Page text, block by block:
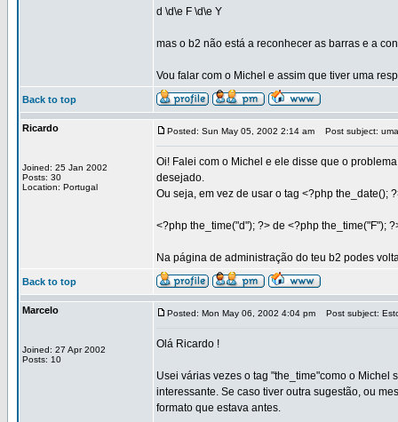
d \d\e F \d\e Y
mas o b2 não está a reconhecer as barras e a
Vou falar com o Michel e assim que tiver uma
Back to top
Ricardo
Joined: 25 Jan 2002
Posts: 30
Location: Portugal
Posted: Sun May 05, 2002 2:14 am Post subject:
Oi! Falei com o Michel e ele disse que o
desejado.
Ou seja, em vez de usar o tag <?php the_date();
<?php the_time("d"); ?> de <?php the_time("F");
Na página de administração do teu b2 podes
Back to top
Marcelo
Joined: 27 Apr 2002
Posts: 10
Posted: Mon May 06, 2002 4:04 pm Post subject:
Olá Ricardo !
Usei várias vezes o tag "the_time"como o
interessante. Se caso tiver outra sugestão, ou
formato que estava antes.